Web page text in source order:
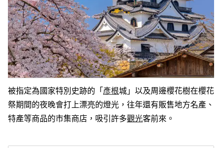
被指定為國家特別史跡的「 彥根城」以及周邊櫻花樹在櫻花
祭期間的夜晚會打上漂亮的燈光，往年還有販售地方名產、
特產等商品的市集商店，吸引許多觀光客前來。